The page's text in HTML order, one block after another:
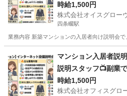
時給1,500円
株式会社オイスグロー
四条畷駅
業務内容 新築マンションの入居者向け説明会
接客
マンション入居者説
説明スタッフ📺副業
時給1,500円
株式会社オフィスグロ